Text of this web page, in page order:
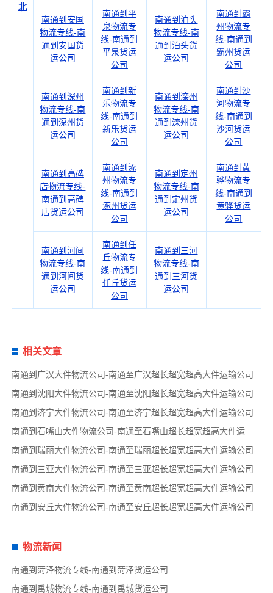
北
南通到安国
物流专线-南
通到安国货
运公司
南通到平
泉物流专
线-南通到
平泉货运
公司
南通到泊头
物流专线-南
通到泊头货
运公司
南通到霸
州物流专
线-南通到
霸州货运
公司
南通到深州
物流专线-南
通到深州货
运公司
南通到新
乐物流专
线-南通到
新乐货运
公司
南通到滦州
物流专线-南
通到滦州货
运公司
南通到沙
河物流专
线-南通到
沙河货运
公司
南通到高碑
店物流专线-
南通到高碑
店货运公司
南通到涿
州物流专
线-南通到
涿州货运
公司
南通到定州
物流专线-南
通到定州货
运公司
南通到黄
骅物流专
线-南通到
黄骅货运
公司
南通到河间
物流专线-南
通到河间货
运公司
南通到任
丘物流专
线-南通到
任丘货运
公司
南通到三河
物流专线-南
通到三河货
运公司
相关文章
南通到广汉大件物流公司-南通至广汉超长超宽超高大件运输公司
南通到沈阳大件物流公司-南通至沈阳超长超宽超高大件运输公司
南通到济宁大件物流公司-南通至济宁超长超宽超高大件运输公司
南通到石嘴山大件物流公司-南通至石嘴山超长超宽超高大件运输公司
南通到瑞丽大件物流公司-南通至瑞丽超长超宽超高大件运输公司
南通到三亚大件物流公司-南通至三亚超长超宽超高大件运输公司
南通到黄南大件物流公司-南通至黄南超长超宽超高大件运输公司
南通到安丘大件物流公司-南通至安丘超长超宽超高大件运输公司
物流新闻
南通到菏泽物流专线-南通到菏泽货运公司
南通到禹城物流专线-南通到禹城货运公司